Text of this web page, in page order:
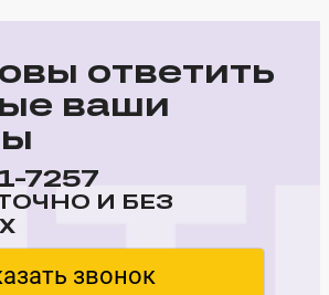
ответить
ваши
7257
И БЕЗ
звонок